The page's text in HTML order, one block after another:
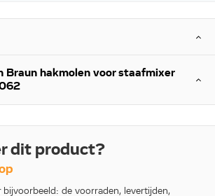
Braun hakmolen voor staafmixer
dit product?
de voorraden, levertijden,